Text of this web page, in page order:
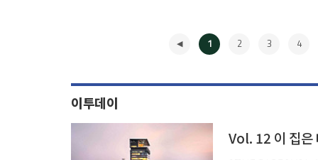
1 2 3 4
이투데이
Vol. 12 이 집은